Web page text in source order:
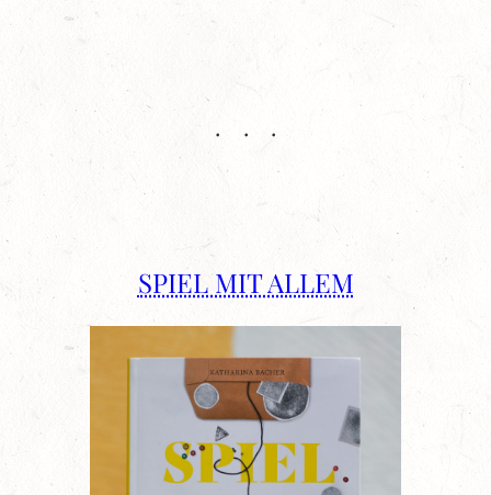
SPIEL MIT ALLEM